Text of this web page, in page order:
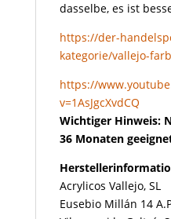
dasselbe, es ist
https://der-
kategorie/vallejo-
https://
v=1AsJgcXvdCQ
Wichtiger Hinweis:
36 Monaten
Acrylicos Vallejo, SL
Eusebio Millán 14